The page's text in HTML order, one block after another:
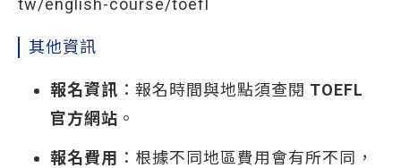
tw/english-course/toefl
其他資訊
報名資訊 ：報名時間與地點須查閱 TOEFL
官方網站 。
報名費用 ：根據不同地區費用會有所不同，